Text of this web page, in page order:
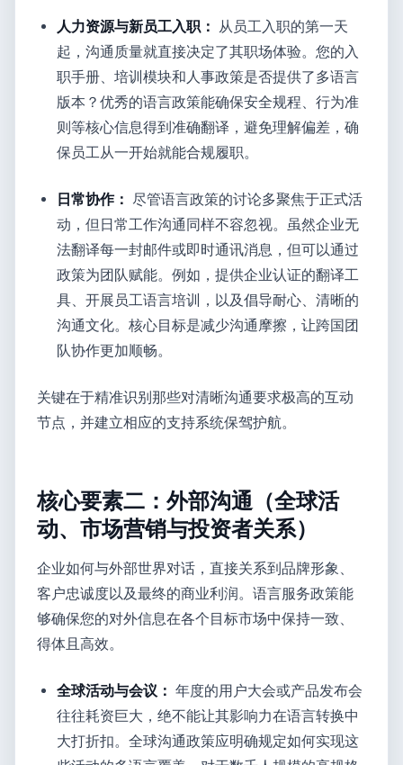
人力资源与新员工入职： 从员工入职的第一天
起，沟通质量就直接决定了其职场体验。您的入
职手册、培训模块和人事政策是否提供了多语言
版本？优秀的语言政策能确保安全规程、行为准
则等核心信息得到准确翻译，避免理解偏差，确
保员工从一开始就能合规履职。
日常协作： 尽管语言政策的讨论多聚焦于正式活
动，但日常工作沟通同样不容忽视。虽然企业无
法翻译每一封邮件或即时通讯消息，但可以通过
政策为团队赋能。例如，提供企业认证的翻译工
具、开展员工语言培训，以及倡导耐心、清晰的
沟通文化。核心目标是减少沟通摩擦，让跨国团
队协作更加顺畅。
关键在于精准识别那些对清晰沟通要求极高的互动
节点，并建立相应的支持系统保驾护航。
核心要素二：外部沟通（全球活
动、市场营销与投资者关系）
企业如何与外部世界对话，直接关系到品牌形象、
客户忠诚度以及最终的商业利润。语言服务政策能
够确保您的对外信息在各个目标市场中保持一致、
得体且高效。
全球活动与会议： 年度的用户大会或产品发布会
往往耗资巨大，绝不能让其影响力在语言转换中
大打折扣。全球沟通政策应明确规定如何实现这